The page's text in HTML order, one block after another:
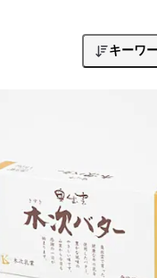
キーワ